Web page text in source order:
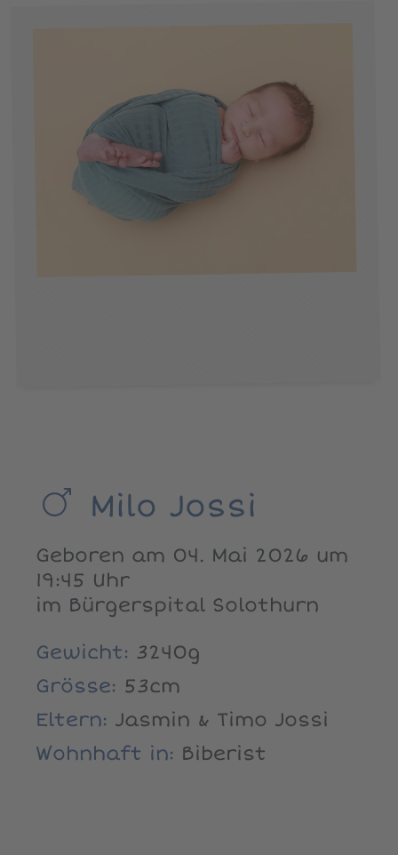
Milo Jossi
Geboren am 04. Mai 2026 um
19:45 Uhr
im Bürgerspital Solothurn
Gewicht: 3240g
Grösse: 53cm
Eltern: Jasmin & Timo Jossi
Wohnhaft in: Biberist